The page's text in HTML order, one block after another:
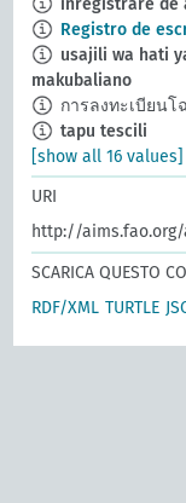
Registro de
usajili wa hati
makubaliano
การลงทะเบียน
tapu tescili
[show all 16 values]
URI
http://aims.fao.org/
SCARICA QUESTO
RDF/XML TURTLE